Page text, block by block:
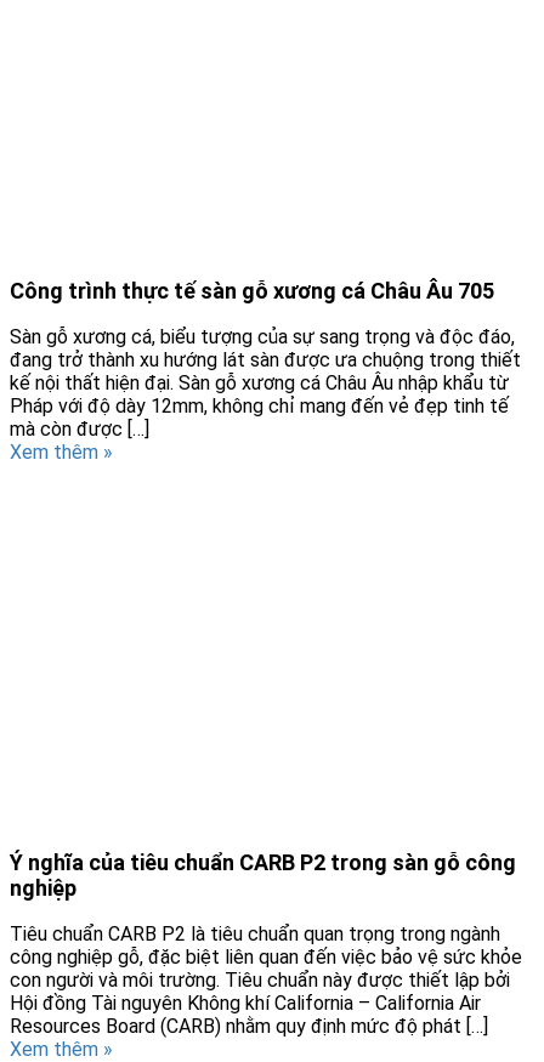
Công trình thực tế sàn gỗ xương cá Châu Âu 705
Sàn gỗ xương cá, biểu tượng của sự sang trọng và độc đáo,
đang trở thành xu hướng lát sàn được ưa chuộng trong thiết
kế nội thất hiện đại. Sàn gỗ xương cá Châu Âu nhập khẩu từ
Pháp với độ dày 12mm, không chỉ mang đến vẻ đẹp tinh tế
mà còn được […]
Xem thêm »
Ý nghĩa của tiêu chuẩn CARB P2 trong sàn gỗ công
nghiệp
Tiêu chuẩn CARB P2 là tiêu chuẩn quan trọng trong ngành
công nghiệp gỗ, đặc biệt liên quan đến việc bảo vệ sức khỏe
con người và môi trường. Tiêu chuẩn này được thiết lập bởi
Hội đồng Tài nguyên Không khí California – California Air
Resources Board (CARB) nhằm quy định mức độ phát […]
Xem thêm »